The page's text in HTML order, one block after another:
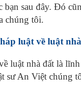
bạn sau đây. Đó
chúng tôi.
luật về luật
luật nhà đất là
sư An Việt chúng